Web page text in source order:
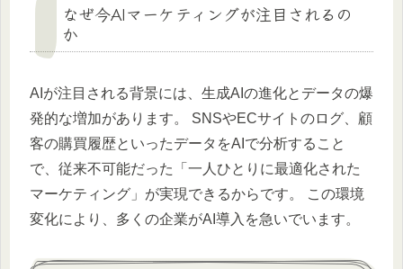
なぜ今AIマーケティングが注目されるの
か
AIが注目される背景には、生成AIの進化とデータの爆
発的な増加があります。 SNSやECサイトのログ、顧
客の購買履歴といったデータをAIで分析すること
で、従来不可能だった「一人ひとりに最適化された
マーケティング」が実現できるからです。 この環境
変化により、多くの企業がAI導入を急いでいます。